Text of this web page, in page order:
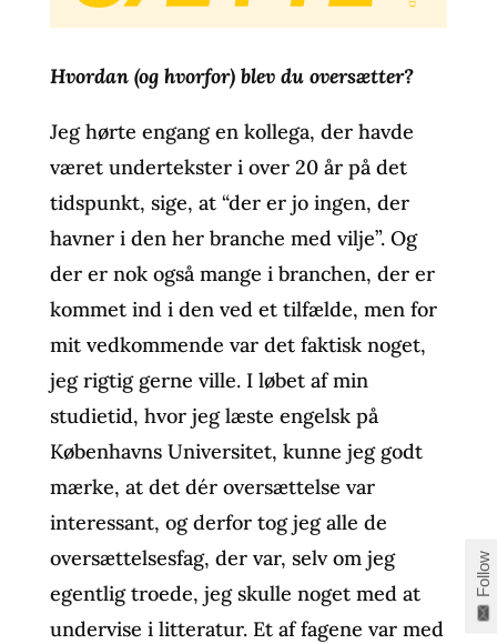
Hvordan (og hvorfor) blev du oversætter?
Jeg hørte engang en kollega, der havde
været undertekster i over 20 år på det
tidspunkt, sige, at “der er jo ingen, der
havner i den her branche med vilje”. Og
der er nok også mange i branchen, der er
kommet ind i den ved et tilfælde, men for
mit vedkommende var det faktisk noget,
jeg rigtig gerne ville. I løbet af min
studietid, hvor jeg læste engelsk på
Københavns Universitet, kunne jeg godt
mærke, at det dér oversættelse var
interessant, og derfor tog jeg alle de
oversættelsesfag, der var, selv om jeg
egentlig troede, jeg skulle noget med at
undervise i litteratur. Et af fagene var med
Follow